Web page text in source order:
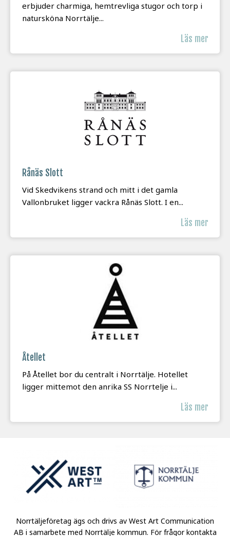
erbjuder charmiga, hemtrevliga stugor och torp i
natursköna Norrtälje...
Läs mer
Rånäs Slott
Vid Skedvikens strand och mitt i det gamla
Vallonbruket ligger vackra Rånäs Slott. I en...
Läs mer
Åtellet
På Åtellet bor du centralt i Norrtälje. Hotellet
ligger mittemot den anrika SS Norrtelje i...
Läs mer
Norrtäljeföretag ägs och drivs av West Art Communication
AB i samarbete med Norrtälje kommun. För frågor kontakta